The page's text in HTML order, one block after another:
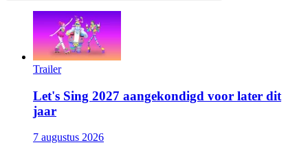
Trailer
Let's Sing 2027 aangekondigd voor later dit
jaar
7 augustus 2026